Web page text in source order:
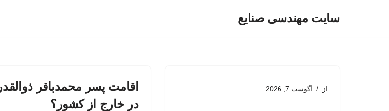
سایت مهندسی صنایع
از آگوست 7, 2026
اقامت پسر محمدباقر ذوالقدر
در خارج از کشور؟